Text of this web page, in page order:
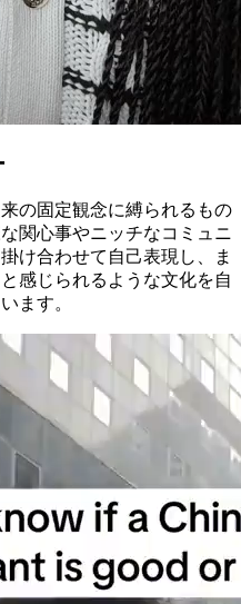
の固定観念に縛られるもの
関心事やニッチなコミュニ
け合わせて自己表現し、ま
感じられるような文化を自
ます。